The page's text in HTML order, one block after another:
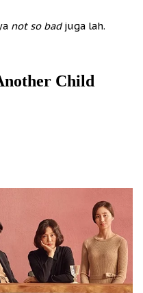
not so badjuga lah.
Child